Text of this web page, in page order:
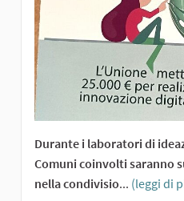
Durante i laboratori di
Comuni coinvolti saranno
nella condivisio... (leggi di